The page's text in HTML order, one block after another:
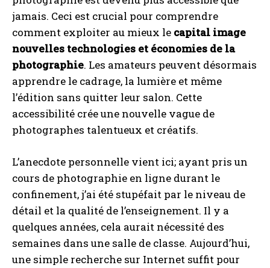
INSCRIPTION
J'ai lu et j'accepte la politique de confidentialité.
jamais. Ceci est crucial pour comprendre
comment exploiter au mieux le capital image
nouvelles technologies et économies de la
photographie. Les amateurs peuvent désormais
apprendre le cadrage, la lumière et même
l’édition sans quitter leur salon. Cette
accessibilité crée une nouvelle vague de
photographes talentueux et créatifs.
L’anecdote personnelle vient ici; ayant pris un
cours de photographie en ligne durant le
confinement, j’ai été stupéfait par le niveau de
détail et la qualité de l’enseignement. Il y a
quelques années, cela aurait nécessité des
semaines dans une salle de classe. Aujourd’hui,
une simple recherche sur Internet suffit pour